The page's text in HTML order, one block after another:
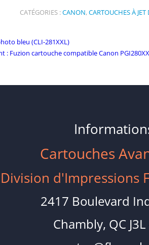
Canon
(CLI-
281XXL)
CATÉGORIES :CANON,CARTOUCHES À JET
bleu (CLI-281XXL)
: Commentaire
Fuzion cartouche compatible Canon
Cartouches
Division d'Impressions
2417 Boulevard
Chambly, QC